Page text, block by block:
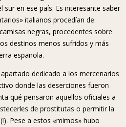
en ese país. Es interesante saber
italianos procedían de
negras, procedentes sobre
destinos menos sufridos y más
española.
dedicado a los mercenarios
donde las deserciones fueron
qué pensaron aquellos oficiales a
de prostitutas o permitir la
Pese a estos «mimos» hubo